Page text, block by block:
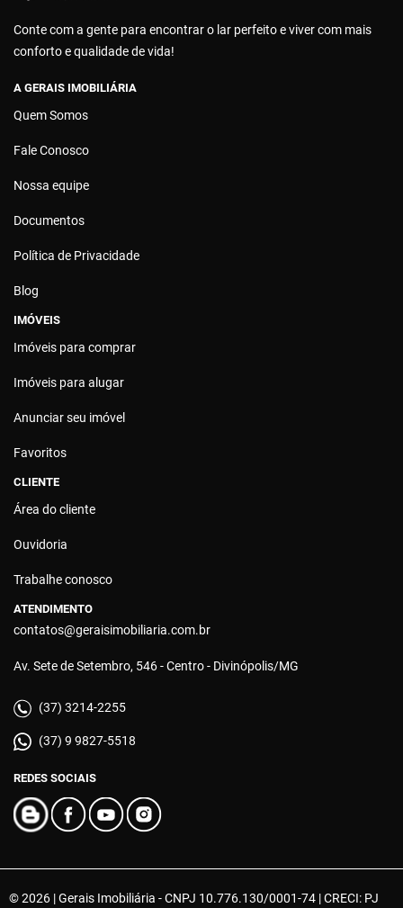
Conte com a gente para encontrar o lar perfeito e viver com mais
conforto e qualidade de vida!
A GERAIS IMOBILIÁRIA
Quem Somos
Fale Conosco
Nossa equipe
Documentos
Política de Privacidade
Blog
IMÓVEIS
Imóveis para comprar
Imóveis para alugar
Anunciar seu imóvel
Favoritos
CLIENTE
Área do cliente
Ouvidoria
Trabalhe conosco
ATENDIMENTO
contatos@geraisimobiliaria.com.br
Av. Sete de Setembro, 546 - Centro - Divinópolis/MG
(37) 3214-2255
(37) 9 9827-5518
REDES SOCIAIS
© 2026 | Gerais Imobiliária - CNPJ 10.776.130/0001-74 | CRECI: PJ